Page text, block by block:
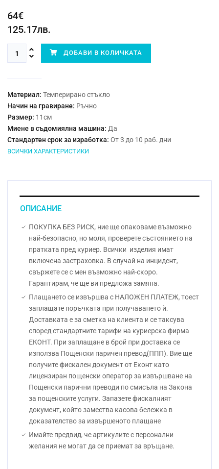
64€
125.17лв.
ДОБАВИ В КОЛИЧКАТА
Материал: Темперирано стъкло
Начин на гравиране: Ръчно
Размер: 11см
Миене в съдомиялна машина: Да
Стандартен срок за изработка: От 3 до 10 раб. дни
ВСИЧКИ ХАРАКТЕРИСТИКИ
ОПИСАНИЕ
ПОКУПКА БЕЗ РИСК, ние ще опаковаме възможно
най-безопасно, но моля, проверете състоянието на
пратката пред куриер. Всички изделия имат
включена застраховка. В случай на инцидент,
свържете се с мен възможно най-скоро.
Гарантирам, че ще ви предложа замяна.
Плащането се извършва с НАЛОЖЕН ПЛАТЕЖ, тоест
заплащате поръчката при получаването ѝ.
Доставката е за сметка на клиента и се таксува
според стандартните тарифи на куриерска фирма
ЕКОНТ. При заплащане в брой при доставка се
използва Пощенски паричен превод(ППП). Вие ще
получите фискален документ от Еконт като
лицензиран пощенски оператор за извършване на
Пощенски парични преводи по смисъла на Закона
за пощенските услуги. Запазете фискалният
документ, който замества касова бележка в
доказателство за извършеното плащане
Имайте предвид, че артикулите с персонални
желания не могат да се приемат за връщане.